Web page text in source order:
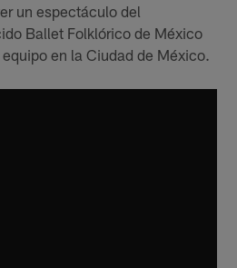
un espectáculo del
Ballet Folklórico de México
en la Ciudad de México.